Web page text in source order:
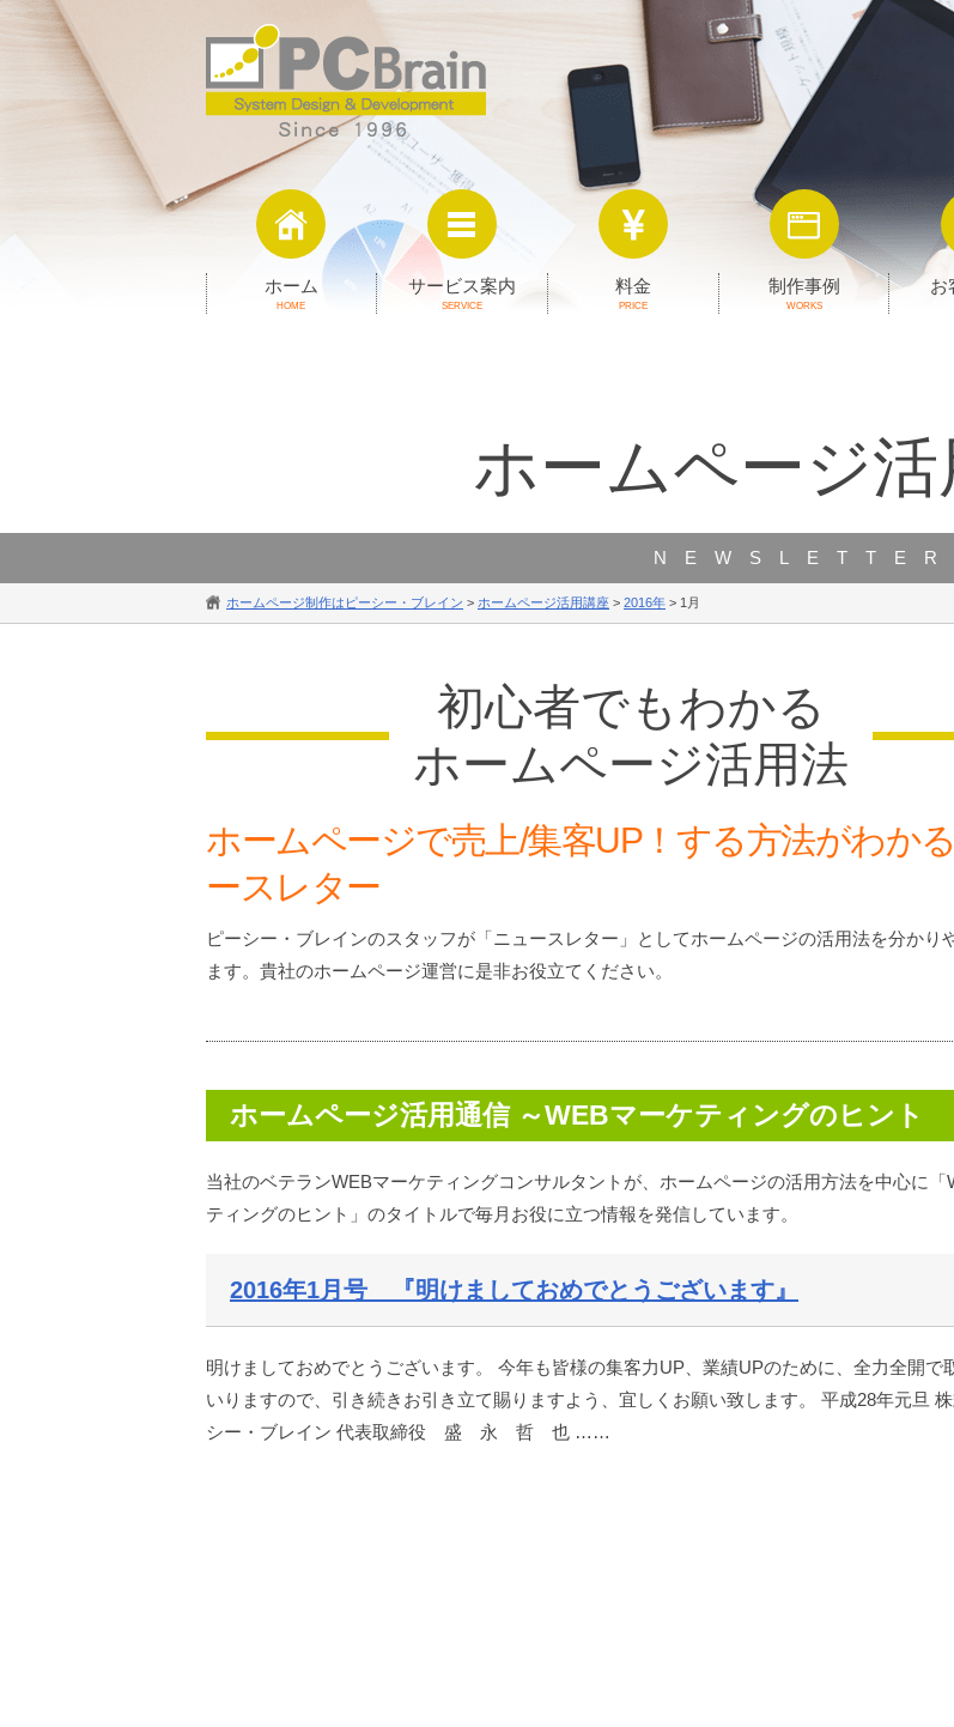
ホーム
HOME
サービス案内
SERVICE
料金
PRICE
制作事例
WORKS
お
ホームページ活
NEWSLETTER
ホームページ制作はピーシー・ブレイン > ホームページ活用講座 > 2016年 > 1月
初心者でもわかる
ホームページ活用法
ホームページで売上/集客UP！する方法がわか
ースレター
ピーシー・ブレインのスタッフが「ニュースレター」としてホームページの活用法を分かり
ます。貴社のホームページ運営に是非お役立てください。
ホームページ活用通信 ～WEBマーケティングのヒント
当社のベテランWEBマーケティングコンサルタントが、ホームページの活用方法を中心に「
ティングのヒント」のタイトルで毎月お役に立つ情報を発信しています。
2016年1月号 『明けましておめでとうございます』
明けましておめでとうございます。 今年も皆様の集客力UP、業績UPのために、全力全開で
いりますので、引き続きお引き立て賜りますよう、宜しくお願い致します。 平成28年元旦
シー・ブレイン 代表取締役 盛 永 哲 也 ……